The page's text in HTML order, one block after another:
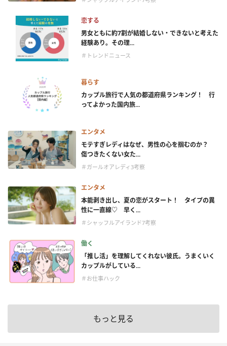
恋する
男女ともに約7割が結婚しない・できないと考えた
経験あり。その理...
＃トレンドニュース
暮らす
カップル旅行で人気の都道府県ランキング！ 行
ってよかった国内旅...
エンタメ
モテすぎレディはなぜ、男性の心を掴むのか？
傷つきたくない女た...
＃ガールオアレディ3考察
エンタメ
本能剥き出し、夏の恋がスタート！ タイプの異
性に一直線♡ 早く...
＃シャッフルアイランド7考察
働く
「推し活」を理解してくれない彼氏。うまくいく
カップルがしている...
＃お仕事ハック
もっと見る